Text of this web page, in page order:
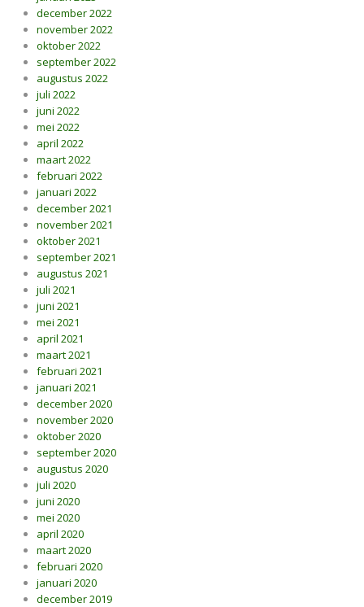
december 2022
november 2022
oktober 2022
september 2022
augustus 2022
juli 2022
juni 2022
mei 2022
april 2022
maart 2022
februari 2022
januari 2022
december 2021
november 2021
oktober 2021
september 2021
augustus 2021
juli 2021
juni 2021
mei 2021
april 2021
maart 2021
februari 2021
januari 2021
december 2020
november 2020
oktober 2020
september 2020
augustus 2020
juli 2020
juni 2020
mei 2020
april 2020
maart 2020
februari 2020
januari 2020
december 2019